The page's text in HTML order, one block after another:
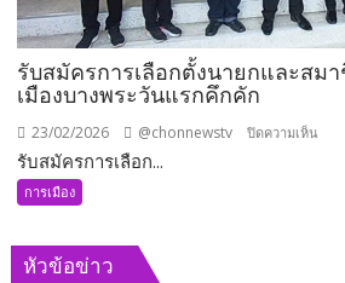
แล้ว
รับสมัครการเลือกตั้งนายกและสม
เมืองบางพระวันแรกคึกคัก
23/02/2026 @chonnewstv ปิดความเห็น
รับสมัครการเลือก...
การเมือง
หัวข้อข่าว